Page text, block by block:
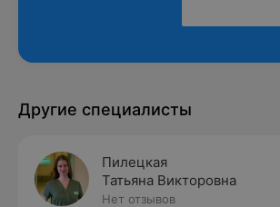
Другие специалисты
Пилецкая
Татьяна Викторовна
Нет отзывов